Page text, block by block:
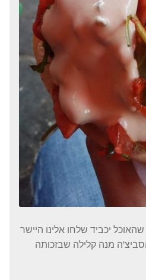
יכביד שלחו אלינו היישר
מנה קלילה שבזכותה